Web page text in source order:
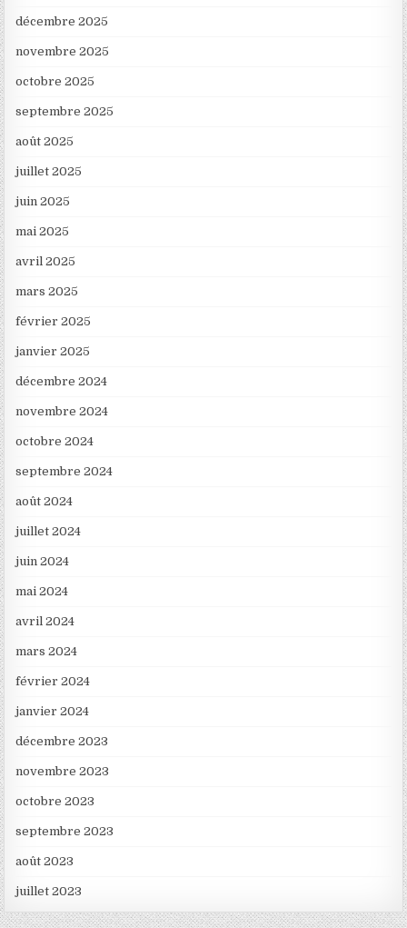
décembre 2025
novembre 2025
octobre 2025
septembre 2025
août 2025
juillet 2025
juin 2025
mai 2025
avril 2025
mars 2025
février 2025
janvier 2025
décembre 2024
novembre 2024
octobre 2024
septembre 2024
août 2024
juillet 2024
juin 2024
mai 2024
avril 2024
mars 2024
février 2024
janvier 2024
décembre 2023
novembre 2023
octobre 2023
septembre 2023
août 2023
juillet 2023